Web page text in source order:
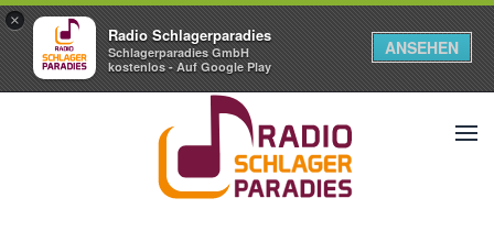
×
Radio Schlagerparadies
Schlagerparadies GmbH
kostenlos - Auf Google Play
ANSEHEN